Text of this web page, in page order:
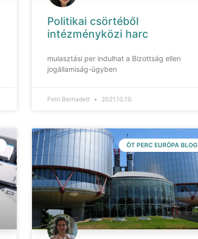
Politikai csörtéből
intézményközi harc
mulasztási per indulhat a Bizottság ellen
jogállamiság-ügyben
Petri Bernadett 2021.10.19.
ÖT PERC EURÓPA BLOG